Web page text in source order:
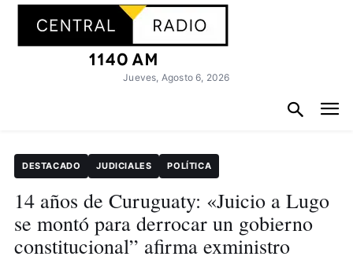
Jueves, Agosto 6, 2026
DESTACADO JUDICIALES POLÍTICA
14 años de Curuguaty: «Juicio a Lugo
se montó para derrocar un gobierno
constitucional” afirma exministro